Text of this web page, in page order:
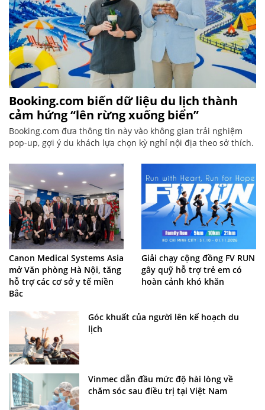
Booking.com biến dữ liệu du lịch thành
cảm hứng “lên rừng xuống biển”
Booking.com đưa thông tin này vào không gian trải nghiệm
pop-up, gợi ý du khách lựa chọn kỳ nghỉ nội địa theo sở thích.
Canon Medical Systems Asia
mở Văn phòng Hà Nội, tăng
hỗ trợ các cơ sở y tế miền
Bắc
Giải chạy cộng đồng FV RUN
gây quỹ hỗ trợ trẻ em có
hoàn cảnh khó khăn
Góc khuất của người lên kế hoạch du
lịch
Vinmec dẫn đầu mức độ hài lòng về
chăm sóc sau điều trị tại Việt Nam